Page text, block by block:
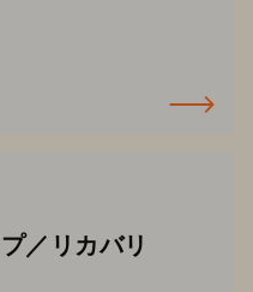
／リカバリ